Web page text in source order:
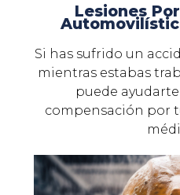
Lesiones
Si has sufrido un
mientras estabas
puede
compensación por